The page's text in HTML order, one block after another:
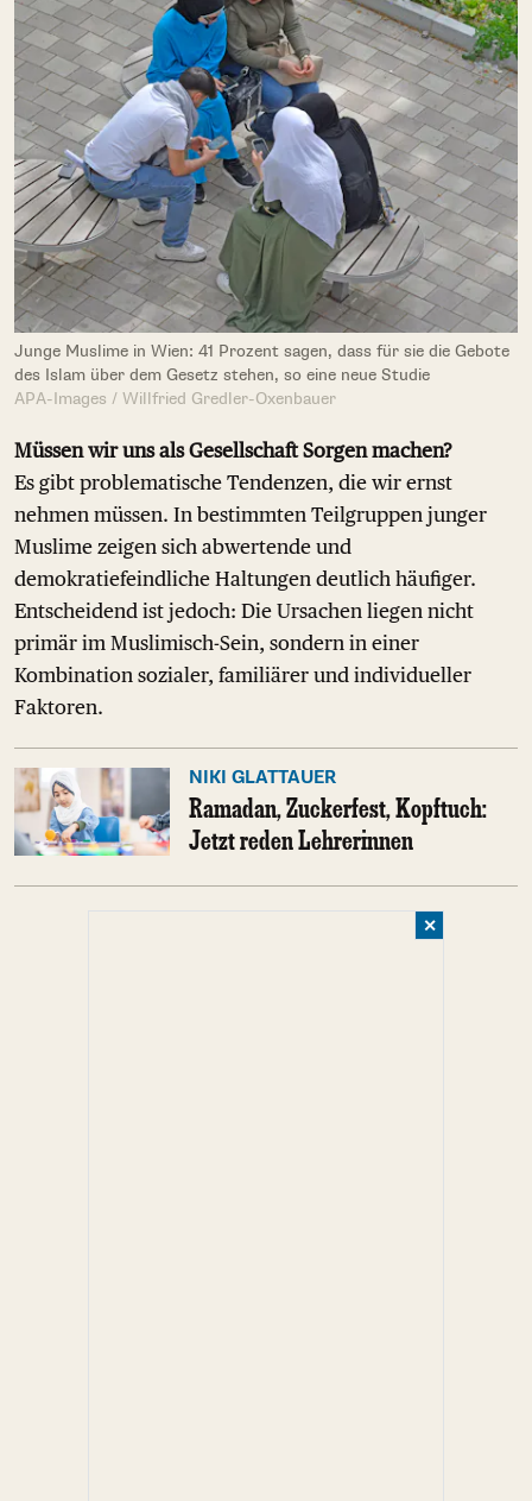
Junge Muslime in Wien: 41 Prozent sagen, dass für sie die Gebote
des Islam über dem Gesetz stehen, so eine neue Studie
APA-Images / Willfried Gredler-Oxenbauer
Müssen wir uns als Gesellschaft Sorgen machen?
Es gibt problematische Tendenzen, die wir ernst
nehmen müssen. In bestimmten Teilgruppen junger
Muslime zeigen sich abwertende und
demokratiefeindliche Haltungen deutlich häufiger.
Entscheidend ist jedoch: Die Ursachen liegen nicht
primär im Muslimisch-Sein, sondern in einer
Kombination sozialer, familiärer und individueller
Faktoren.
NIKI GLATTAUER
Ramadan, Zuckerfest, Kopftuch:
Jetzt reden Lehrerinnen
✕